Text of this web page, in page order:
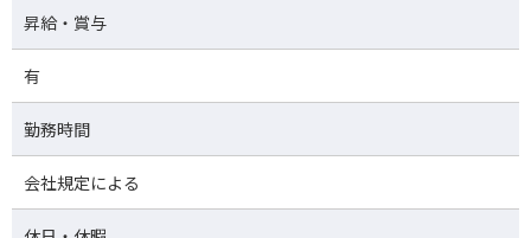
昇給・賞与
有
勤務時間
会社規定による